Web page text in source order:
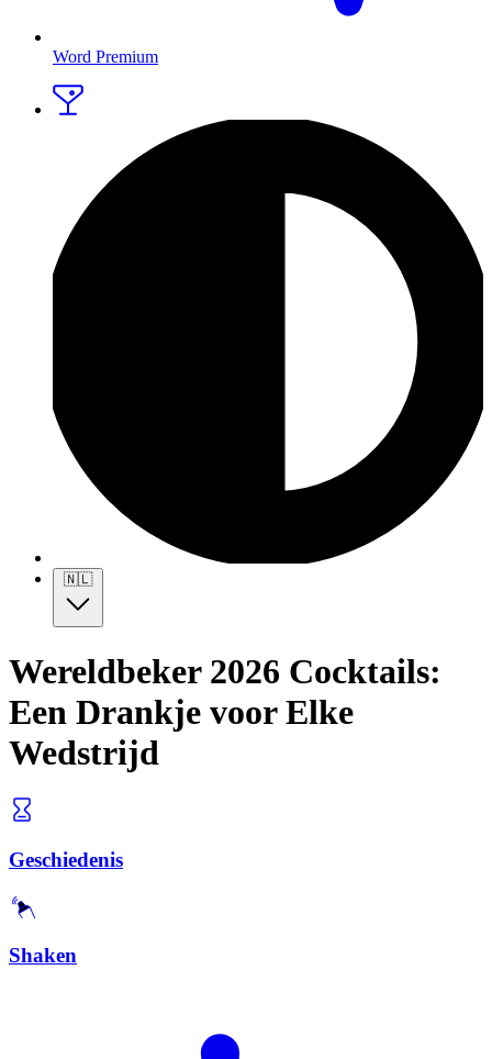
Word Premium
🇳🇱
Wereldbeker 2026 Cocktails:
Een Drankje voor Elke
Wedstrijd
Geschiedenis
Shaken